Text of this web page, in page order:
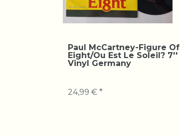
Paul McCartney-Figure Of
Eight/Ou Est Le Soleil? 7''
Vinyl Germany
24,99 € *